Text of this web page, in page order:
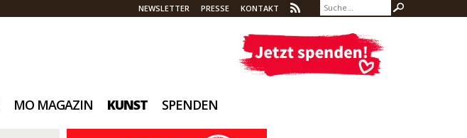
NEWSLETTER PRESSE KONTAKT
MO MAGAZIN KUNST SPENDEN